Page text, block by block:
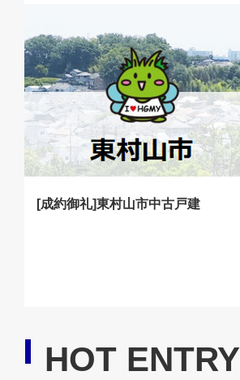
[成約御礼]東村山市中古戸建
HOT ENTRY